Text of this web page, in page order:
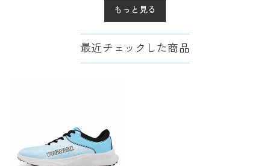
もっと見る
最近チェックした商品